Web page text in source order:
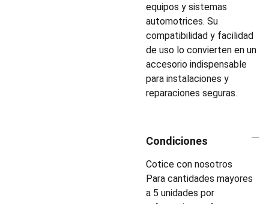
equipos y sistemas
automotrices. Su
compatibilidad y facilidad
de uso lo convierten en un
accesorio indispensable
para instalaciones y
reparaciones seguras.
Condiciones
Cotice con nosotros
Para cantidades mayores
a 5 unidades por